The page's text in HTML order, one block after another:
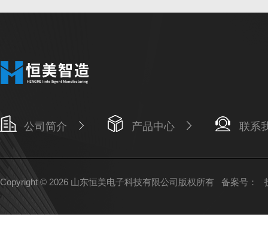
公司简介 产品中心 联系
Copyright © 2026 山东恒美电子科技有限公司版权所有 备案号：